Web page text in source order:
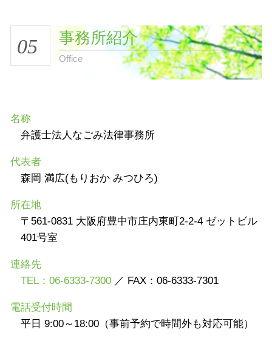
05 事務所紹介
Office
名称
弁護士法人なごみ法律事務所
代表者
森岡 満広(もりおか みつひろ)
所在地
〒561-0831 大阪府豊中市庄内東町2-2-4 ゼットビル
401号室
連絡先
TEL：06-6333-7300 ／ FAX：06-6333-7301
電話受付時間
平日 9:00～18:00（事前予約で時間外も対応可能）